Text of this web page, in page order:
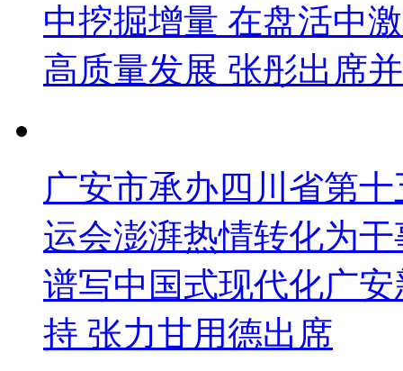
中挖掘增量 在盘活中
高质量发展 张彤出席
广安市承办四川省第
运会澎湃热情转化为
谱写中国式现代化广
持 张力甘用德出席